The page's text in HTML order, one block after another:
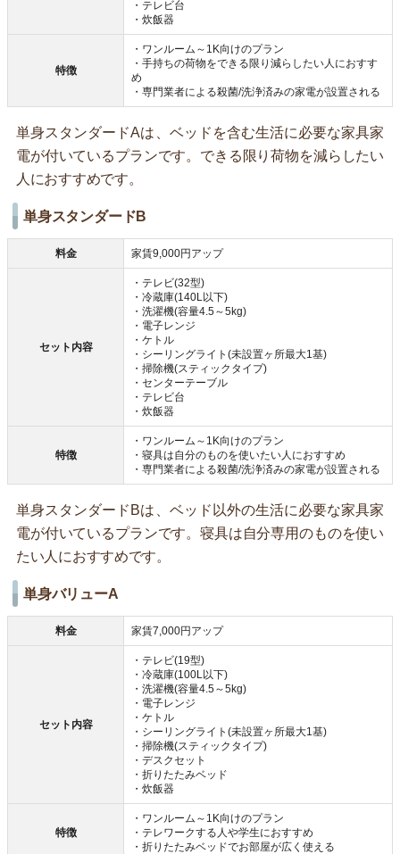
・テレビ台
・炊飯器
特徴
・ワンルーム～1K向けのプラン
・手持ちの荷物をできる限り減らしたい人におすす
め
・専門業者による殺菌/洗浄済みの家電が設置される
単身スタンダードAは、ベッドを含む生活に必要な家具家
電が付いているプランです。できる限り荷物を減らしたい
人におすすめです。
単身スタンダードB
料金 家賃9,000円アップ
セット内容
・テレビ(32型)
・冷蔵庫(140L以下)
・洗濯機(容量4.5～5kg)
・電子レンジ
・ケトル
・シーリングライト(未設置ヶ所最大1基)
・掃除機(スティックタイプ)
・センターテーブル
・テレビ台
・炊飯器
特徴
・ワンルーム～1K向けのプラン
・寝具は自分のものを使いたい人におすすめ
・専門業者による殺菌/洗浄済みの家電が設置される
単身スタンダードBは、ベッド以外の生活に必要な家具家
電が付いているプランです。寝具は自分専用のものを使い
たい人におすすめです。
単身バリューA
料金 家賃7,000円アップ
セット内容
・テレビ(19型)
・冷蔵庫(100L以下)
・洗濯機(容量4.5～5kg)
・電子レンジ
・ケトル
・シーリングライト(未設置ヶ所最大1基)
・掃除機(スティックタイプ)
・デスクセット
・折りたたみベッド
・炊飯器
特徴
・ワンルーム～1K向けのプラン
・テレワークする人や学生におすすめ
・折りたたみベッドでお部屋が広く使える